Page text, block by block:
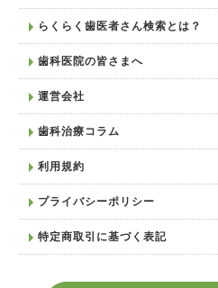
らくらく歯医者さん検索とは？
歯科医院の皆さまへ
運営会社
歯科治療コラム
利用規約
プライバシーポリシー
特定商取引に基づく表記